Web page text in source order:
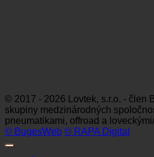
© 2017 - 2026 Lovtek, s.r.o. - člen
skupiny medzinárodných
pneumatikami, offroad a
© BugesWeb © RAPA Digital